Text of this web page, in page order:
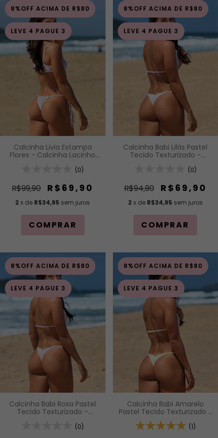
8%OFF ACIMA DE R$80
LEVE 4 PAGUE 3
Calcinha Livia Estampa
Flores - Calcinha Lacinho
(0)
R$99,90 R$69,90
2 x de R$34,95 sem juros
COMPRAR
8%OFF ACIMA DE R$80
LEVE 4 PAGUE 3
Calcinha Babi Lilás Pastel
Tecido Texturizado -
Regulagem (Modelagem
(0)
R$94,90 R$69,90
2 x de R$34,95 sem juros
COMPRAR
8%OFF ACIMA DE R$80
LEVE 4 PAGUE 3
Calcinha Babi Rosa Pastel
Tecido Texturizado -
Regulagem (Modelagem
(0)
8%OFF ACIMA DE R$80
LEVE 4 PAGUE 3
Calcinha Babi Amarelo
Pastel Tecido Texturizado -
Calcinha Fio com
Regulagem (Modelagem
(1)